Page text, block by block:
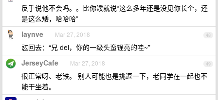
反手说他不会吗。。比你矮就说“这么多年还是没见你长个，还
是这么矮，哈哈哈”
48
laynve Mar 27, 2018
怼回去：“兄 dei，你的一级头蛮锃亮的哇~”
49
JerseyCafe Mar 27, 2018
很正常呀、老铁。 别人可能也是挑逗一下，老同学在一起也不
能干坐着。